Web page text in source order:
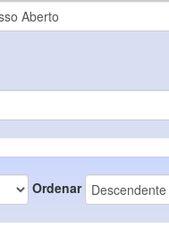
Ordenar